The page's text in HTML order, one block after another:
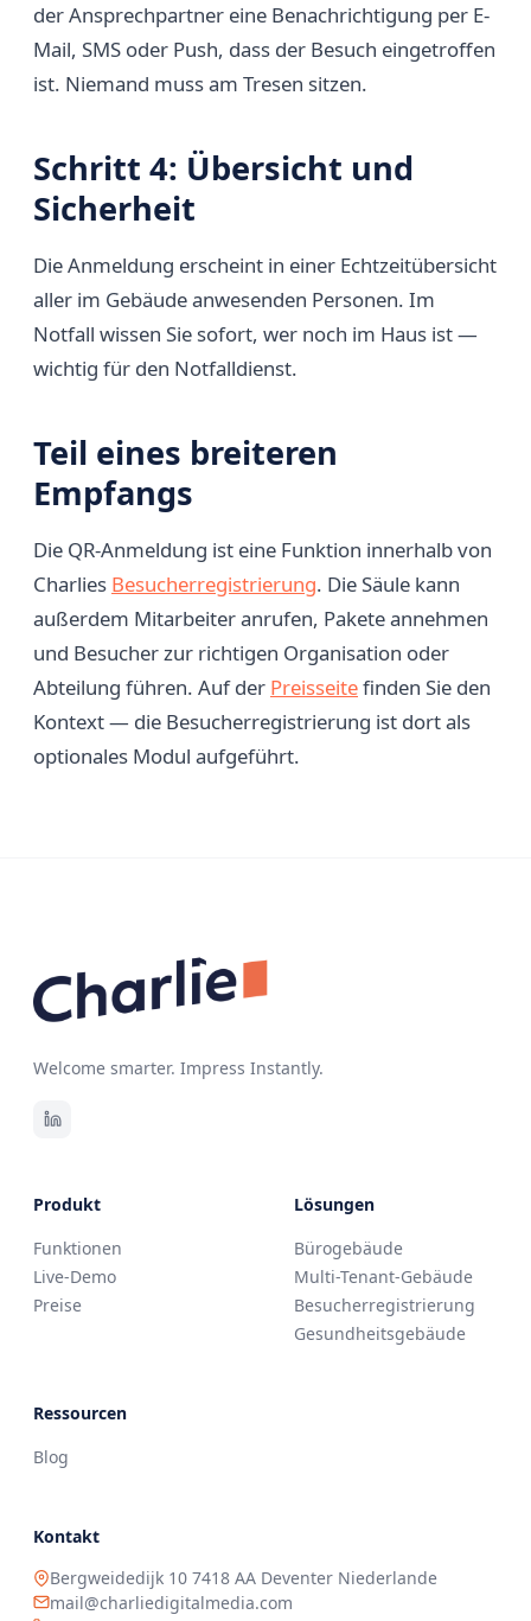
der Ansprechpartner eine Benachrichtigung per E-
Mail, SMS oder Push, dass der Besuch eingetroffen
ist. Niemand muss am Tresen sitzen.
Schritt 4: Übersicht und
Sicherheit
Die Anmeldung erscheint in einer Echtzeitübersicht
aller im Gebäude anwesenden Personen. Im
Notfall wissen Sie sofort, wer noch im Haus ist —
wichtig für den Notfalldienst.
Teil eines breiteren
Empfangs
Die QR-Anmeldung ist eine Funktion innerhalb von
Charlies Besucherregistrierung. Die Säule kann
außerdem Mitarbeiter anrufen, Pakete annehmen
und Besucher zur richtigen Organisation oder
Abteilung führen. Auf der Preisseitefinden Sie den
Kontext — die Besucherregistrierung ist dort als
optionales Modul aufgeführt.
Welcome smarter. Impress Instantly.
Produkt
Funktionen
Live-Demo
Preise
Lösungen
Bürogebäude
Multi-Tenant-Gebäude
Besucherregistrierung
Gesundheitsgebäude
Ressourcen
Blog
Kontakt
Bergweidedijk 10 7418 AA Deventer Niederlande
mail@charliedigitalmedia.com